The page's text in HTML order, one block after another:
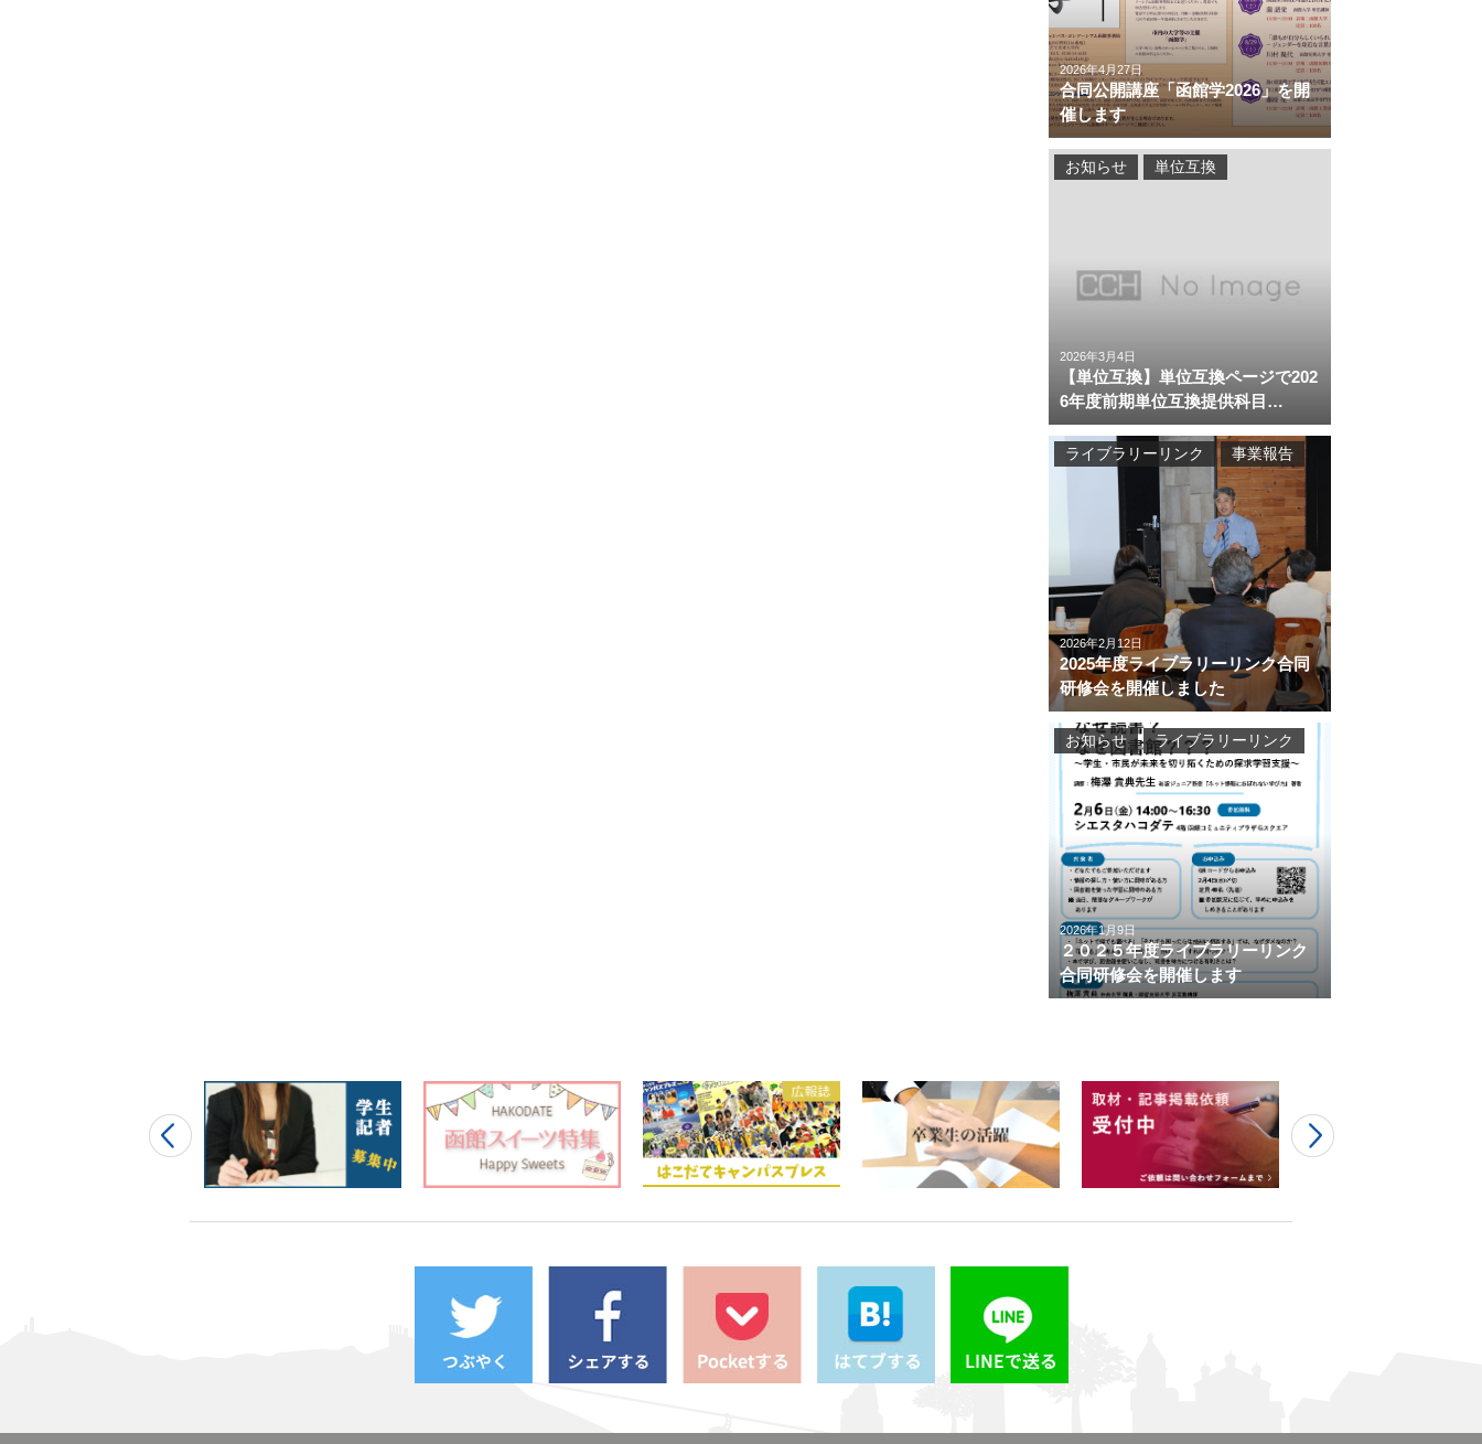
2026年4月27日
合同公開講座「函館学2026」を開
催します
2026年3月4日
【単位互換】単位互換ページで202
6年度前期単位互換提供科目…
お知らせ 単位互換
2026年2月12日
2025年度ライブラリーリンク合同
研修会を開催しました
ライブラリーリンク 事業報告
2026年1月9日
２０２５年度ライブラリーリンク
合同研修会を開催します
お知らせ ライブラリーリンク